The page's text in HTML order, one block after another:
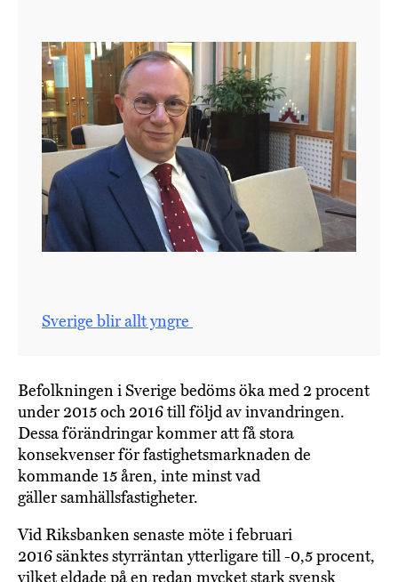
Sverige blir allt yngre
Befolkningen i Sverige bedöms öka med 2 procent
under 2015 och 2016 till följd av invandringen.
Dessa förändringar kommer att få stora
konsekvenser för fastighetsmarknaden de
kommande 15 åren, inte minst vad
gäller samhällsfastigheter.
Vid Riksbanken senaste möte i februari
2016 sänktes styrräntan ytterligare till -0,5 procent,
vilket eldade på en redan mycket stark svensk